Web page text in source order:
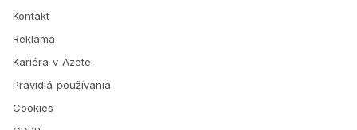
Kontakt
Reklama
Kariéra v Azete
Pravidlá používania
Cookies